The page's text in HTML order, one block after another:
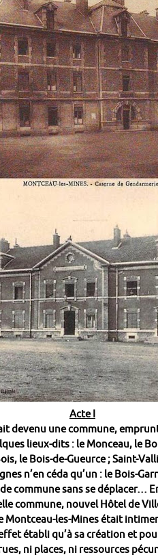
Acte I
devenu une commune,
lieux-dits : le Monceau, le
le Bois-de-Gueurce ; Saint-
n’en céda qu’un : le Bois-
commune sans se déplacer…
commune, nouvel Hôtel de
Montceau-les-Mines était
établi qu’à sa création et
ni places, ni ressources